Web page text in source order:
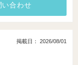
い合わせ
掲載日： 2026/08/01